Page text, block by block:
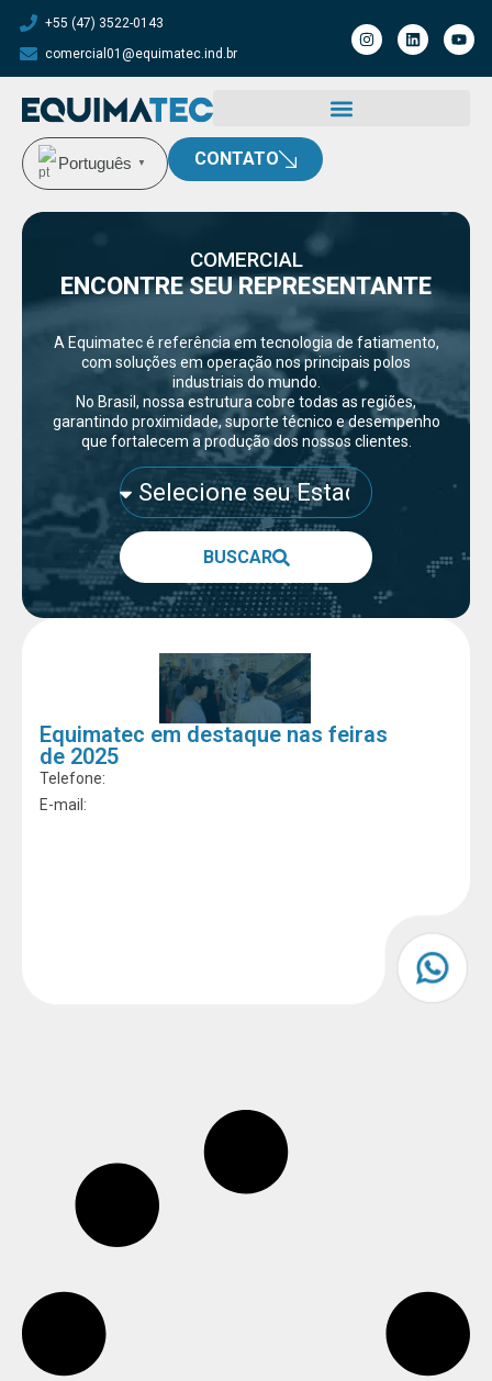
+55 (47) 3522-0143
comercial01@equimatec.ind.br
Português ▼ CONTATO
COMERCIAL
ENCONTRE SEU REPRESENTANTE
A Equimatec é referência em tecnologia de fatiamento,
com soluções em operação nos principais polos
industriais do mundo.
No Brasil, nossa estrutura cobre todas as regiões,
garantindo proximidade, suporte técnico e desempenho
que fortalecem a produção dos nossos clientes.
BUSCAR
Equimatec em destaque nas feiras
de 2025
Telefone:
E-mail: